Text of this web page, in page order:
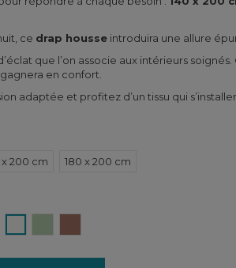
ce drap housseintroduira une allure
que l’on associe aux intérieurs
en confort.
adaptée et profitez d’un tissu qui
x 200 cm 180 x 200 cm